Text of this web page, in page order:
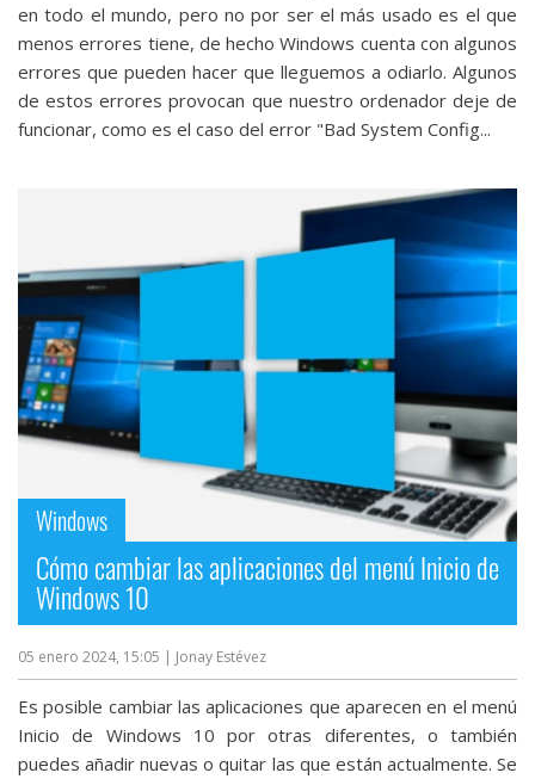
en todo el mundo, pero no por ser el más usado es el que
menos errores tiene, de hecho Windows cuenta con algunos
errores que pueden hacer que lleguemos a odiarlo. Algunos
de estos errores provocan que nuestro ordenador deje de
funcionar, como es el caso del error "Bad System Config...
Windows
Cómo cambiar las aplicaciones del menú Inicio de
Windows 10
05 enero 2024, 15:05 | Jonay Estévez
Es posible cambiar las aplicaciones que aparecen en el menú
Inicio de Windows 10 por otras diferentes, o también
puedes añadir nuevas o quitar las que están actualmente. Se